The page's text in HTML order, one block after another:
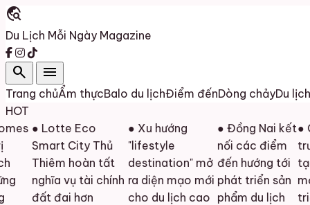
travel_explore
Du Lịch Mỗi Ngày Magazine
search menu
Trang chủẨm thựcBalo du lịchĐiểm đếnDòng chảyDu
HOT
Lotte Eco
City Thủ
hoàn tất
vụ tài chính
đai hơn
● Xu hướng
"lifestyle
destination" mở
ra diện mạo mới
cho du lịch cao
● Đồng Nai kết
nối các điểm
đến hướng tới
phát triển sản
phẩm du lịch
● Cải
trường
tạo
mới
triển du